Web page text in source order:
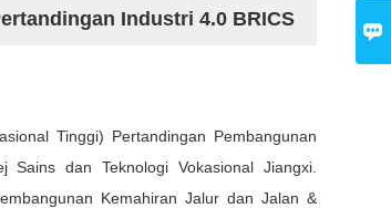

Industri 4.0 BRICS
Tinggi) Pertandingan Pembangunan
dan Teknologi Vokasional Jiangxi.
Kemahiran Jalur dan Jalan &